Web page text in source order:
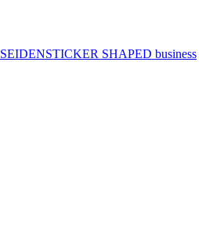
SEIDENSTICKER SHAPED business